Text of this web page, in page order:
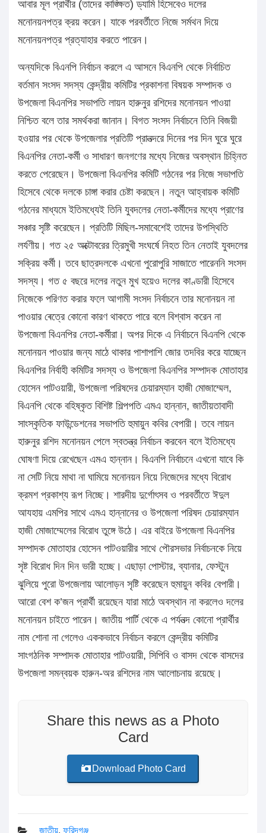
আবার মূল প্রার্থীর (তাদের কাঙ্ক্ষিত) ড্যামি হিসেবেও দলের
মনোনয়নপত্র ক্রয় করেন। যাকে পরবর্তীতে নিজে সর্মথন দিয়ে
মনোনয়নপত্র প্রত্যাহার করতে পারেন।
অন্যদিকে বিএনপি নির্বাচন করলে এ আসনে বিএনপি থেকে নির্বাচিত
বর্তমান সংসদ সদস্য কেন্দ্রীয় কমিটির প্রকাশনা বিষয়ক সম্পাদক ও
উপজেলা বিএনপির সভাপতি লায়ন হারুনুর রশিদের মনোনয়ন পাওয়া
নিশ্চিত বলে তার সমর্থকরা জানান। বিগত সংসদ নির্বাচনে তিনি বিজয়ী
হওয়ার পর থেকে উপজেলার প্রতিটি প্রানত্দরে দিনের পর দিন ঘুরে ঘুরে
বিএনপির নেতা-কর্মী ও সাধারণ জনগণের মধ্যে নিজের অবস্থান চিহ্নিত
করতে পেরেছেন। উপজেলা বিএনপির কমিটি গঠনের পর নিজে সভাপতি
হিসেবে থেকে দলকে চাঙ্গা করার চেষ্টা করছেন। নতুন আহ্বায়ক কমিটি
গঠনের মাধ্যমে ইতিমধ্যেই তিনি যুবদলের নেতা-কর্মীদের মধ্যে প্রাণের
সঞ্চার সৃষ্টি করেছেন। প্রতিটি মিছিল-সমাবেশেই তাদের উপস্থিতি
লৰ্যণীয়। গত ২৫ অক্টোবরের ত্রিমুখী সংঘর্ষে নিহত তিন নেতাই যুবদলের
সক্রিয় কর্মী। তবে ছাত্রদলকে এখনো পুরোপুরি সাজাতে পারেননি সংসদ
সদস্য। গত ৫ বছরে দলের নতুন মুখ হয়েও দলের কাণ্ডারী হিসেবে
নিজেকে পরিণত করার ফলে আগামী সংসদ নির্বাচনে তার মনোনয়ন না
পাওয়ার ৰেত্রে কোনো কারণ থাকতে পারে বলে বিশ্বাস করেন না
উপজেলা বিএনপির নেতা-কর্মীরা। অপর দিকে এ নির্বাচনে বিএনপি থেকে
মনোনয়ন পাওয়ার জন্য মাঠে থাকার পাশাপাশি জোর তদবির করে যাচ্ছেন
বিএনপির নির্বাহী কমিটির সদস্য ও উপজেলা বিএনপির সম্পাদক মোতাহার
হোসেন পাটওয়ারী, উপজেলা পরিষদের চেয়ারম্যান হাজী মোজাম্মেল,
বিএনপি থেকে বহিষ্কৃত বিশিষ্ট শিল্পপতি এমএ হান্নান, জাতীয়তাবাদী
সাংস্কৃতিক ফাউন্ডেশনের সভাপতি হুমায়ুন কবির বেপারী। তবে লায়ন
হারুনুর রশিদ মনোনয়ন পেলে স্বতন্ত্র নির্বাচন করবেন বলে ইতিমধ্যে
ঘোষণা দিয়ে রেখেছেন এমএ হান্নান। বিএনপি নির্বাচনে এখনো যাবে কি
না সেটি নিয়ে মাথা না ঘামিয়ে মনোনয়ন নিয়ে নিজেদের মধ্যে বিরোধ
ক্রমশ প্রকাশ্য রূপ নিচ্ছে। শারদীয় দুর্গোৎসব ও পরবর্তীতে ঈদুল
আযহায় এমপির সাথে এমএ হান্নানের ও উপজেলা পরিষদ চেয়ারম্যান
হাজী মোজাম্মেলের বিরোধ তুঙ্গে উঠে। এর বাইরে উপজেলা বিএনপির
সম্পাদক মোতাহার হোসেন পাটওয়ারীর সাথে পৌরসভার নির্বাচনকে নিয়ে
সৃষ্ট বিরোধ দিন দিন ভারী হচ্ছে। এছাড়া পোস্টার, ব্যানার, ফেস্টুন
ঝুলিয়ে পুরো উপজেলায় আলোড়ন সৃষ্টি করেছেন হুমায়ুন কবির বেপারী।
আরো বেশ ক’জন প্রার্থী রয়েছেন যারা মাঠে অবস্থান না করলেও দলের
মনোনয়ন চাইতে পারেন। জাতীয় পার্টি থেকে এ পর্যনত্দ কোনো প্রার্থীর
নাম শোনা না গেলেও এককভাবে নির্বাচন করলে কেন্দ্রীয় কমিটির
সাংগঠনিক সম্পাদক মোতাহার পাটওয়ারী, সিপিবি ও বাসদ থেকে বাসদের
উপজেলা সমন্বয়ক হারুন-অর রশিদের নাম আলোচনায় রয়েছে।
Share this news as a Photo
Card
Download Photo Card
জাতীয়, ফরিদগঞ্জ